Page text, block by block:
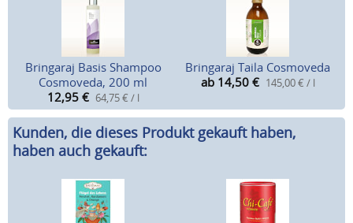
Bringaraj Basis Shampoo
Cosmoveda, 200 ml
12,95 € 64,75 € / l
Bringaraj Taila Cosmoveda
ab 14,50 € 145,00 € / l
Kunden, die dieses Produkt gekauft haben,
haben auch gekauft: